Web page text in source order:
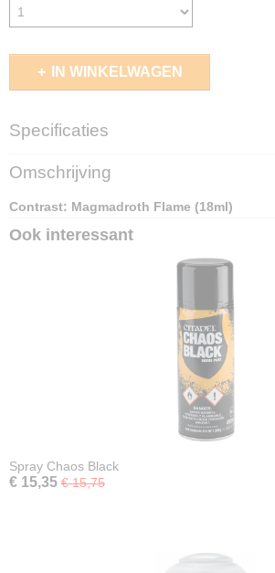
IN WINKELWAGEN
Specificaties
EAN code
5011921176328
Omschrijving
Contrast: Magmadroth Flame (18ml)
Ook interessant
Spray Chaos Black
€ 15,35 € 15,75